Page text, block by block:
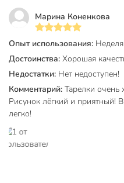
Бренд
Страна производства
Коллекция
Можно мыть в
машине
Набор
Марина Коненкова
Опыт использования: Неделя
Достоинства: Хорошая
Недостатки: Нет недоступен!
Комментарий: Тарелки
Рисунок лёгкий и приятный!
легко!